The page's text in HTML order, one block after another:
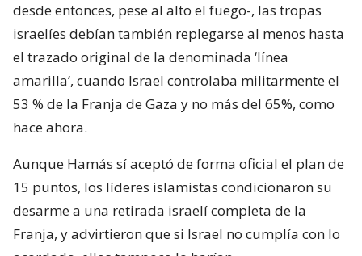
desde entonces, pese al alto el fuego-, las tropas
israelíes debían también replegarse al menos hasta
el trazado original de la denominada ‘línea
amarilla’, cuando Israel controlaba militarmente el
53 % de la Franja de Gaza y no más del 65%, como
hace ahora.
Aunque Hamás sí aceptó de forma oficial el plan de
15 puntos, los líderes islamistas condicionaron su
desarme a una retirada israelí completa de la
Franja, y advirtieron que si Israel no cumplía con lo